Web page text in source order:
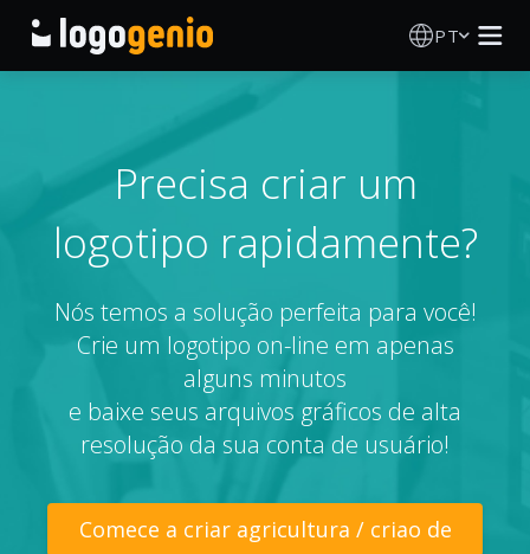
PT
Gerador de logótipos IA
Ideias de logótipos
Produtos impressos
Sobre
Blog
INICIAR SESSÃO
Precisa criar um
logotipo rapidamente?
Nós temos a solução perfeita para você!
Crie um logotipo on-line em apenas
alguns minutos
e baixe seus arquivos gráficos de alta
resolução da sua conta de usuário!
Comece a criar agricultura / criao de